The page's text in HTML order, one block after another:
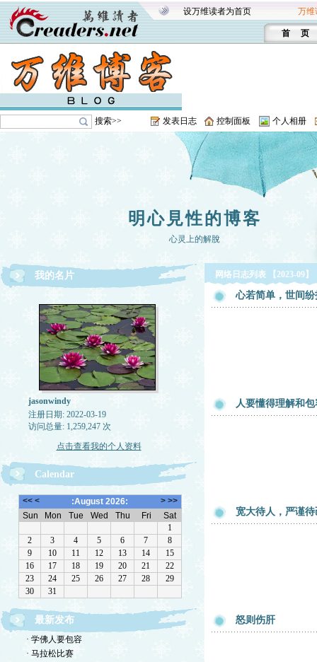
设万维读者为首页 万维
首 页
搜索>> 发表日志 控制面板 个人相册
明心見性的博客
心灵上的解脫
我的名片
jasonwindy
注册日期: 2022-03-19
访问总量: 1,259,247 次
点击查看我的个人资料
Calendar
最新发布
· 学佛人要包容
· 马拉松比赛
网络日志列表 【2023-09】
心若简单，世间
人要懂得理解和包
宽大待人，严谨待
怒则伤肝